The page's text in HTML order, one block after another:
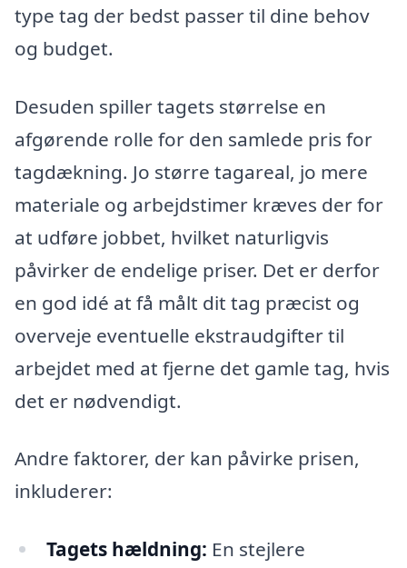
type tag der bedst passer til dine behov
og budget.
Desuden spiller tagets størrelse en
afgørende rolle for den samlede pris for
tagdækning. Jo større tagareal, jo mere
materiale og arbejdstimer kræves der for
at udføre jobbet, hvilket naturligvis
påvirker de endelige priser. Det er derfor
en god idé at få målt dit tag præcist og
overveje eventuelle ekstraudgifter til
arbejdet med at fjerne det gamle tag, hvis
det er nødvendigt.
Andre faktorer, der kan påvirke prisen,
inkluderer:
Tagets hældning: En stejlere